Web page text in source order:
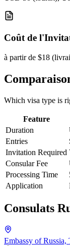
Coût de
à partir de $18
Which visa type is
Feature
Duration
Entries
Invitation Required
Consular Fee
Processing Time
Application
Consulats
Embassy of Russia,